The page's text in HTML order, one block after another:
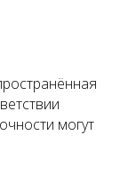
могут